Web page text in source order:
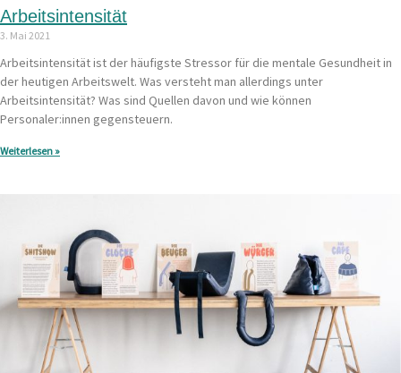
Arbeitsintensität
3. Mai 2021
Arbeitsintensität ist der häufigste Stressor für die mentale Gesundheit in
der heutigen Arbeitswelt. Was versteht man allerdings unter
Arbeitsintensität? Was sind Quellen davon und wie können
Personaler:innen gegensteuern.
Weiterlesen »